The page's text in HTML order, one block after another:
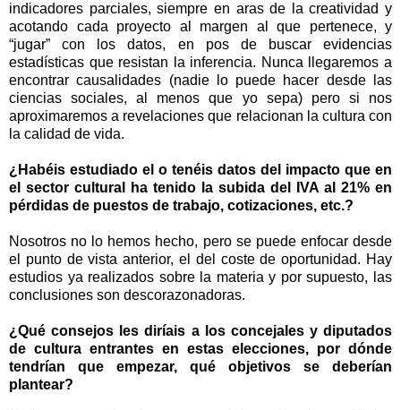
indicadores parciales, siempre en aras de la creatividad y
acotando cada proyecto al margen al que pertenece, y
“jugar” con los datos, en pos de buscar evidencias
estadísticas que resistan la inferencia. Nunca llegaremos a
encontrar causalidades (nadie lo puede hacer desde las
ciencias sociales, al menos que yo sepa) pero si nos
aproximaremos a revelaciones que relacionan la cultura con
la calidad de vida.
¿Habéis estudiado el o tenéis datos del impacto que en
el sector cultural ha tenido la subida del IVA al 21% en
pérdidas de puestos de trabajo, cotizaciones, etc.?
Nosotros no lo hemos hecho, pero se puede enfocar desde
el punto de vista anterior, el del coste de oportunidad. Hay
estudios ya realizados sobre la materia y por supuesto, las
conclusiones son descorazonadoras.
¿Qué consejos les diríais a los concejales y diputados
de cultura entrantes en estas elecciones, por dónde
tendrían que empezar, qué objetivos se deberían
plantear?